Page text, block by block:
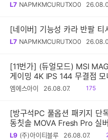
L7 NAPMKMCURUTXO0
[네이버] 기능성 카라 반팔
L7 NAPMKMCURUTXO0
[11번가] (듀얼모드) MSI
게이밍 4K IPS 144 무결점
엠에스아이 26.08.07.
읽
175
[방구석PC 풀옵션 패키지 단
동칫솔 MOVA Fresh Pro 실
진동 음파 전동칫솔
L9 (주)아이티블루 26.08.07.